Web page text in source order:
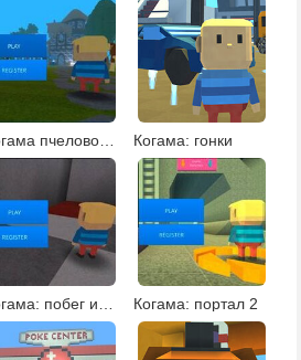
Когама пчеловодства Когама: гонки
Когама: портал 2